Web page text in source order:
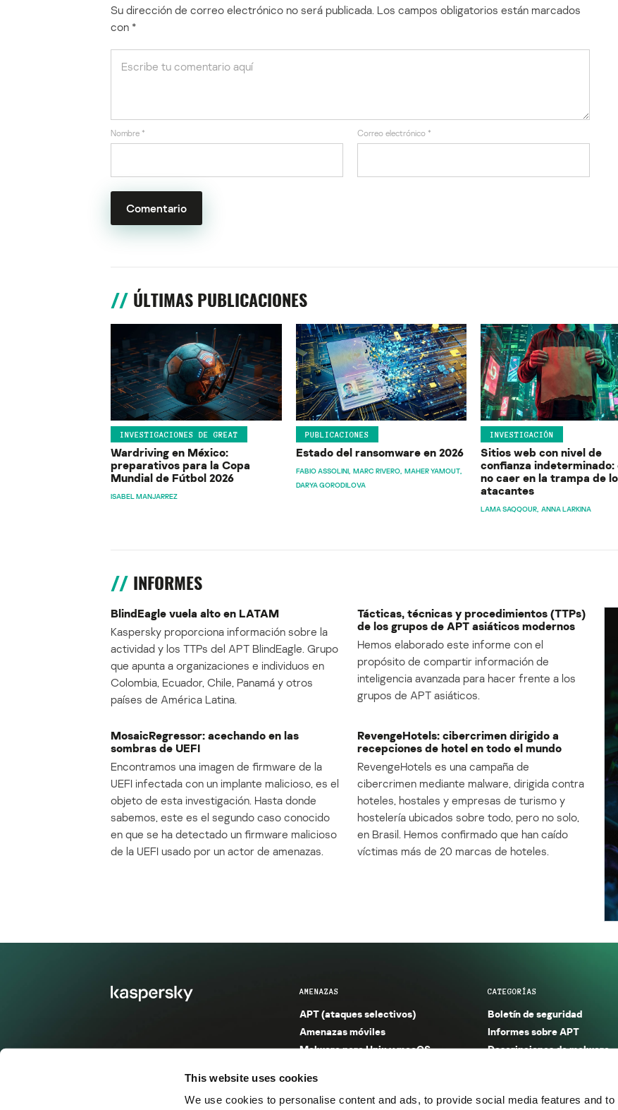
This website uses cookies
We use cookies to personalise content and ads, to provide social media features and
Su dirección de correo electrónico no será publicada. Los campos obligatorios están marcados
con *
Nombre * Correo electrónico *
ÚLTIMAS PUBLICACIONES
INVESTIGACIONES DE GREAT
Wardriving en México:
preparativos para la Copa
Mundial de Fútbol 2026
ISABEL MANJARREZ
PUBLICACIONES
Estado del ransomware en 2026
FABIO ASSOLINI MARC RIVERO MAHER YAMOUT
DARYA GORODILOVA
INVESTIGACIÓN
Sitios web con nivel de
confianza indeterminado:
no caer en la trampa de
atacantes
LAMA SAQQOUR ANNA LARKINA
INFORMES
BlindEagle vuela alto en LATAM
Kaspersky proporciona información sobre la
actividad y los TTPs del APT BlindEagle. Grupo
que apunta a organizaciones e individuos en
Colombia, Ecuador, Chile, Panamá y otros
países de América Latina.
Tácticas, técnicas y procedimientos (TTPs)
de los grupos de APT asiáticos modernos
Hemos elaborado este informe con el
propósito de compartir información de
inteligencia avanzada para hacer frente a los
grupos de APT asiáticos.
MosaicRegressor: acechando en las
sombras de UEFI
Encontramos una imagen de firmware de la
UEFI infectada con un implante malicioso, es el
objeto de esta investigación. Hasta donde
sabemos, este es el segundo caso conocido
en que se ha detectado un firmware malicioso
de la UEFI usado por un actor de amenazas.
RevengeHotels: cibercrimen dirigido a
recepciones de hotel en todo el mundo
RevengeHotels es una campaña de
cibercrimen mediante malware, dirigida contra
hoteles, hostales y empresas de turismo y
hostelería ubicados sobre todo, pero no solo,
en Brasil. Hemos confirmado que han caído
víctimas más de 20 marcas de hoteles.
AMENAZAS
APT (ataques selectivos)
Amenazas móviles
Malware para Unix y macOS
Entorno seguro (IoT)
Amenazas financieras
CATEGORÍAS
Boletín de seguridad
Informes sobre APT
Descripciones de malware
Informes sobre spam y